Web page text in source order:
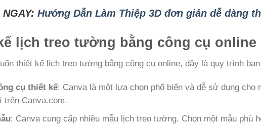
NGAY: Hướng Dẫn Làm Thiệp 3D đơn giản dễ dàng
lịch treo tường bằng công cụ online
thiết kế lịch treo tường bằng công cụ online, đây là quy trình
cụ thiết kế: Canva là một lựa chọn phổ biến và dễ sử dụng
trên Canva.com.
: Canva cung cấp nhiều mẫu lịch treo tường. Chọn một mẫu phù